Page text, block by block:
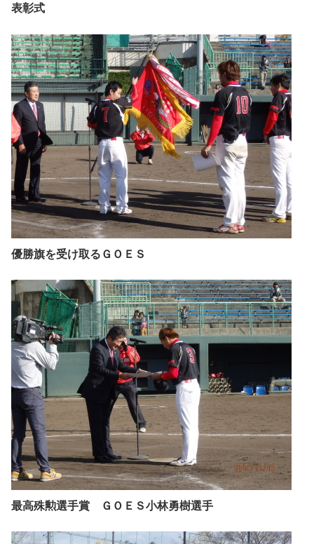
表彰式
優勝旗を受け取るＧＯＥＳ
最高殊勲選手賞 ＧＯＥＳ小林勇樹選手